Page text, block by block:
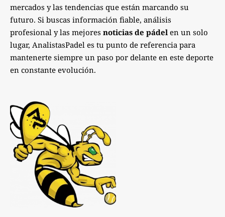
mercados y las tendencias que están marcando su
futuro. Si buscas información fiable, análisis
profesional y las mejores noticias de pádel en un solo
lugar, AnalistasPadel es tu punto de referencia para
mantenerte siempre un paso por delante en este deporte
en constante evolución.